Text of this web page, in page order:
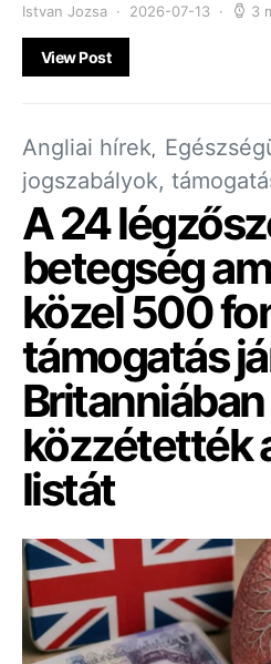
Istvan Jozsa 2026-07-13 3
View Post
Angliai hírek
jogszabályok,
A 24
betegség
közel 500
támogatás
Britanniában
közzétették
listát